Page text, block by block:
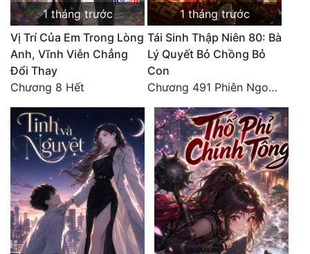
1 tháng trước
Vị Trí Của Em Trong Lòng
Anh, Vĩnh Viễn Chẳng
Đổi Thay
Chương 8 Hết
1 tháng trước
Tái Sinh Thập Niên 80: Bà
Lý Quyết Bỏ Chồng Bỏ
Con
Chương 491 Phiên Ngoại Đào Hoa - Quả Báo Cuối Đời, Chết Trong Cô Độc (hết)